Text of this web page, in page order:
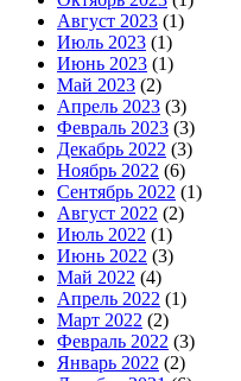
Август 2023 (1)
Июль 2023 (1)
Июнь 2023 (1)
Май 2023 (2)
Апрель 2023 (3)
Февраль 2023 (3)
Декабрь 2022 (3)
Ноябрь 2022 (6)
Сентябрь 2022 (1)
Август 2022 (2)
Июль 2022 (1)
Июнь 2022 (3)
Май 2022 (4)
Апрель 2022 (1)
Март 2022 (2)
Февраль 2022 (3)
Январь 2022 (2)